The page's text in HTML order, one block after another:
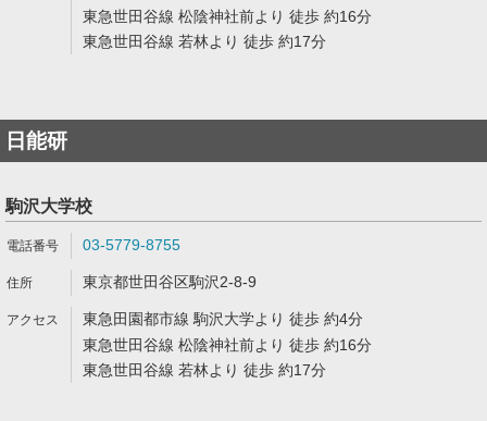
東急世田谷線 松陰神社前より 徒歩 約16分
東急世田谷線 若林より 徒歩 約17分
日能研
駒沢大学校
03-5779-8755
東京都世田谷区駒沢2-8-9
東急田園都市線 駒沢大学より 徒歩 約4分
東急世田谷線 松陰神社前より 徒歩 約16分
東急世田谷線 若林より 徒歩 約17分